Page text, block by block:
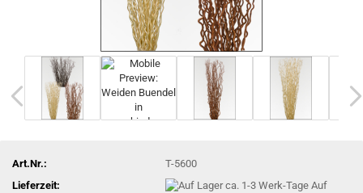
Art.Nr.:
T-5600
Lieferzeit:
Auf